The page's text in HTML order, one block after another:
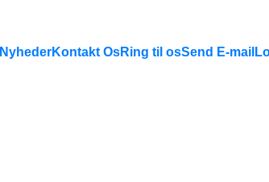
NyhederKontakt OsRing til osSend E-mail